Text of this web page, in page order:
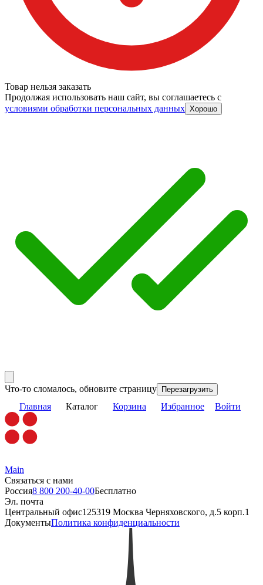
Товар нельзя заказать
Продолжая использовать наш сайт, вы соглашаетесь c
условиями обработки персональных данных Хорошо
Что-то сломалось, обновите страницу Перезагрузить
Главная Каталог Корзина Избранное Войти
Main
Связаться с нами
Россия8 800 200-40-00Бесплатно
Эл. почта
Центральный офис125319 Москва Черняховского, д.5 корп.1
ДокументыПолитика конфиденциальности